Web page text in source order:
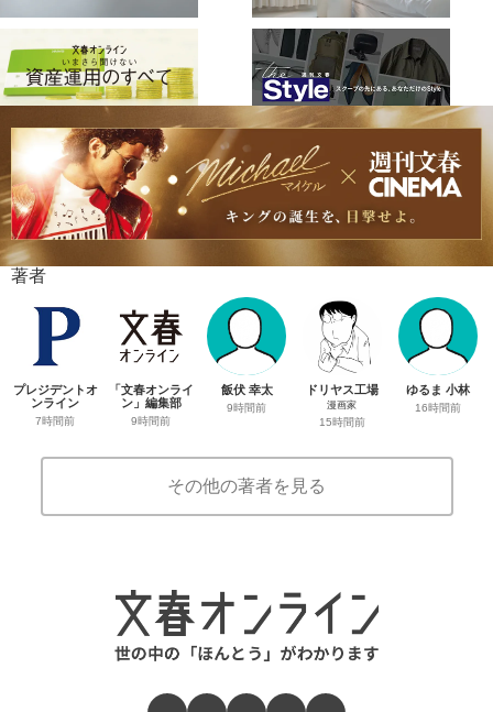
著者
プレジデントオ
ンライン
7時間前
「文春オンライ
ン」編集部
9時間前
飯伏 幸太
9時間前
ドリヤス工場
漫画家
15時間前
ゆるま 小林
16時間前
その他の著者を見る